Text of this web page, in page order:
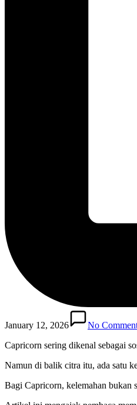
January 12, 2026
No
Capricorn sering dikenal sebagai
Namun di balik citra itu, ada satu
Bagi Capricorn, kelemahan bukan